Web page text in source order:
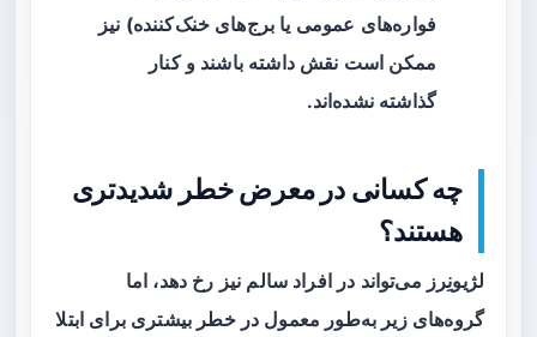
فواره‌های عمومی یا برج‌های خنک‌کننده) نیز
ممکن است نقش داشته باشند و کنار
گذاشته نشده‌اند.
چه کسانی در معرض خطر شدیدتری
هستند؟
لژیونِرز می‌تواند در افراد سالم نیز رخ دهد، اما
گروه‌های زیر به‌طور معمول در خطر بیشتری برای ابتلا